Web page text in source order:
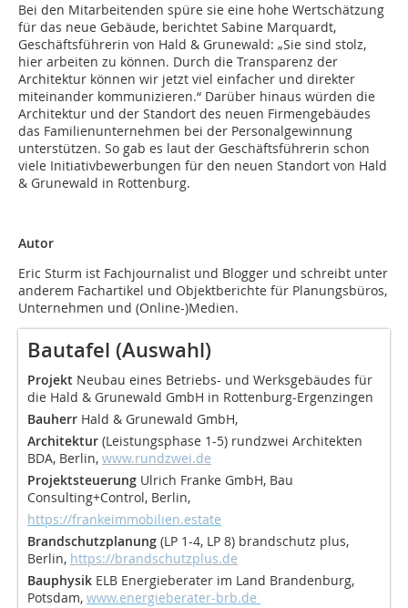
Bei den Mitarbeitenden spüre sie eine hohe Wertschätzung
für das neue Gebäude, berichtet Sabine Marquardt,
Geschäftsführerin von Hald & Grunewald: „Sie sind stolz,
hier arbeiten zu können. Durch die Transparenz der
Architektur können wir jetzt viel einfacher und direkter
miteinander kommunizieren.“ Darüber hinaus würden die
Architektur und der Standort des neuen Firmengebäudes
das Familienunternehmen bei der Personalgewinnung
unterstützen. So gab es laut der Geschäftsführerin schon
viele Initiativbewerbungen für den neuen Standort von Hald
& Grunewald in Rottenburg.
Autor
Eric Sturm ist Fachjournalist und Blogger und schreibt unter
anderem Fachartikel und Objektberichte für Planungsbüros,
Unternehmen und (Online-)Medien.
Bautafel (Auswahl)
Projekt Neubau eines Betriebs- und Werksgebäudes für
die Hald & Grunewald GmbH in Rottenburg-Ergenzingen
Bauherr Hald & Grunewald GmbH,
Architektur (Leistungsphase 1-5) rundzwei Architekten
BDA, Berlin, www.rundzwei.de
Projektsteuerung Ulrich Franke GmbH, Bau
Consulting+Control, Berlin,
https://frankeimmobilien.estate
Brandschutzplanung (LP 1-4, LP 8) brandschutz plus,
Berlin, https://brandschutzplus.de
Bauphysik ELB Energieberater im Land Brandenburg,
Potsdam, www.energieberater-brb.de